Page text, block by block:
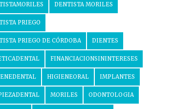
DENTISTA MORILES
PRIEGO
PRIEGO DE CÓRDOBA DIENTES
FINANCIACIONSININTERESES
HIGIENEORAL IMPLANTES
MORILES ODONTOLOGIA